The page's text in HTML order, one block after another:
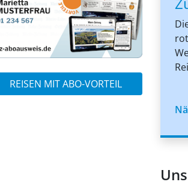
REISEN MIT ABO-VORTEIL